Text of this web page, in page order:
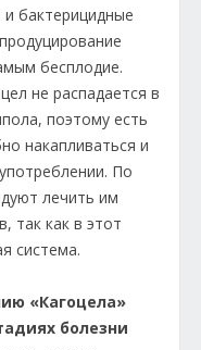
бактерицидные
бесплодие.
не распадается в
поэтому есть
накапливаться и
По
лечить им
так как в этот
система.
«Кагоцела»
болезни